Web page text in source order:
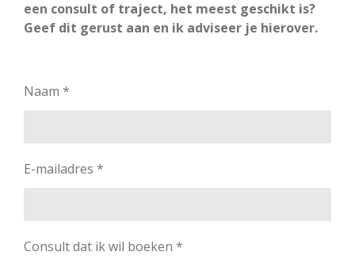
een consult of traject, het meest geschikt is?
Geef dit gerust aan en ik adviseer je hierover.
Naam *
E-mailadres *
Consult dat ik wil boeken *